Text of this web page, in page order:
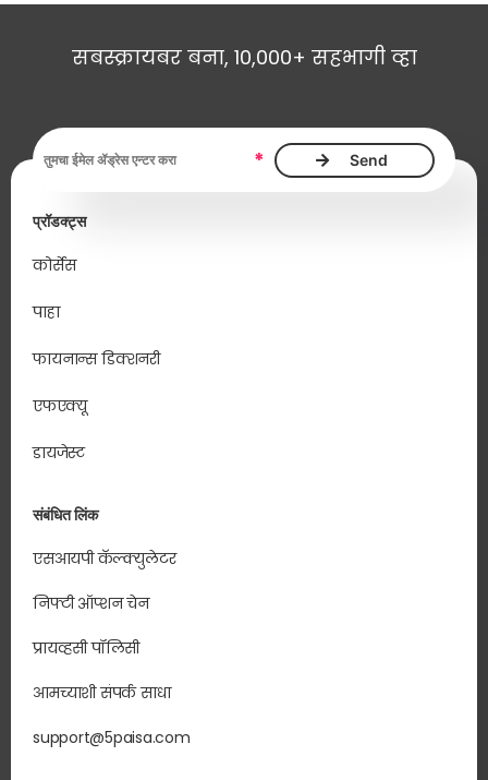
सबस्क्रायबर बना, 10,000+ सहभागी व्हा
ईमेल ॲड्रेस, आवश्यक *
प्रॉडक्ट्स
कोर्सेस
पाहा
फायनान्स डिक्शनरी
एफएक्यू
डायजेस्ट
संबंधित लिंक
एसआयपी कॅल्क्युलेटर
निफ्टी ऑप्शन चेन
प्रायव्हसी पॉलिसी
आमच्याशी संपर्क साधा
support@5paisa.com